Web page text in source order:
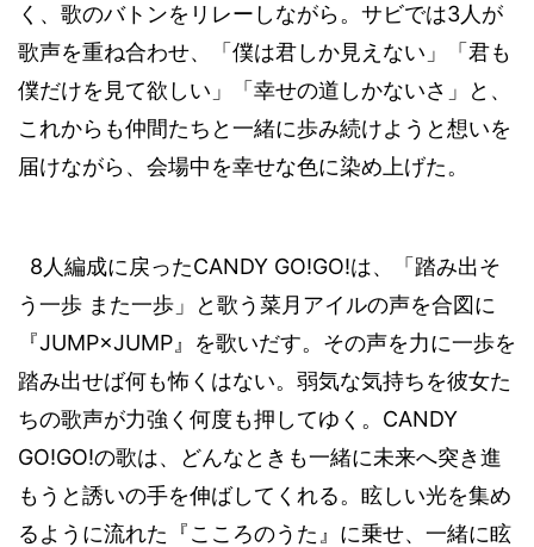
く、歌のバトンをリレーしながら。サビでは3人が
歌声を重ね合わせ、「僕は君しか見えない」「君も
僕だけを見て欲しい」「幸せの道しかないさ」と、
これからも仲間たちと一緒に歩み続けようと想いを
届けながら、会場中を幸せな色に染め上げた。
8 人編成に戻ったCANDY GO!GO!は、「踏み出そ
う一歩 また一歩」と歌う菜月アイルの声を合図に
『JUMP×JUMP』を歌いだす。その声を力に一歩を
踏み出せば何も怖くはない。弱気な気持ちを彼女た
ちの歌声が力強く何度も押してゆく。 CANDY
GO!GO!の歌は、どんなときも一緒に未来へ突き進
もうと誘いの手を伸ばしてくれる。眩しい光を集め
るように流れた『こころのうた』に乗せ、一緒に眩